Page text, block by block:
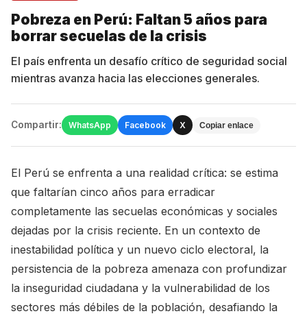
Pobreza en Perú: Faltan 5 años para
borrar secuelas de la crisis
El país enfrenta un desafío crítico de seguridad social
mientras avanza hacia las elecciones generales.
Compartir: WhatsApp Facebook X Copiar enlace
El Perú se enfrenta a una realidad crítica: se estima
que faltarían cinco años para erradicar
completamente las secuelas económicas y sociales
dejadas por la crisis reciente. En un contexto de
inestabilidad política y un nuevo ciclo electoral, la
persistencia de la pobreza amenaza con profundizar
la inseguridad ciudadana y la vulnerabilidad de los
sectores más débiles de la población, desafiando la